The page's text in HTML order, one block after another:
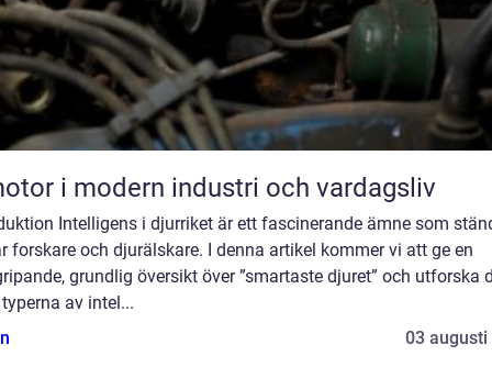
i modern industri och vardagsliv
Intelligens i djurriket är ett fascinerande ämne som
forskare och djurälskare. I denna artikel kommer vi att ge en
grundlig översikt över ”smartaste djuret” och utforska
av intel...
03 augusti